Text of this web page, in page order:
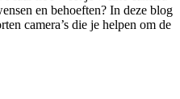
en behoeften? In deze blog
camera’s die je helpen om de